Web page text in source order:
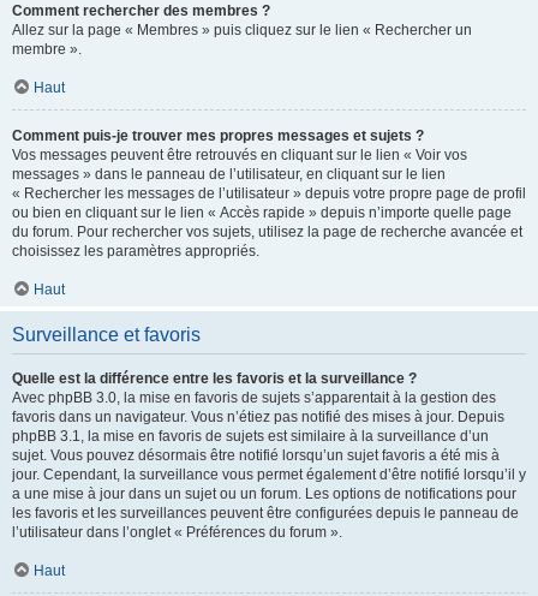
Comment rechercher des membres ?
Allez sur la page « Membres » puis cliquez sur le lien « Rechercher un
membre ».
Haut
Comment puis-je trouver mes propres messages et sujets ?
Vos messages peuvent être retrouvés en cliquant sur le lien « Voir vos
messages » dans le panneau de l’utilisateur, en cliquant sur le lien
« Rechercher les messages de l’utilisateur » depuis votre propre page de profil
ou bien en cliquant sur le lien « Accès rapide » depuis n’importe quelle page
du forum. Pour rechercher vos sujets, utilisez la page de recherche avancée et
choisissez les paramètres appropriés.
Haut
Surveillance et favoris
Quelle est la différence entre les favoris et la surveillance ?
Avec phpBB 3.0, la mise en favoris de sujets s’apparentait à la gestion des
favoris dans un navigateur. Vous n’étiez pas notifié des mises à jour. Depuis
phpBB 3.1, la mise en favoris de sujets est similaire à la surveillance d’un
sujet. Vous pouvez désormais être notifié lorsqu’un sujet favoris a été mis à
jour. Cependant, la surveillance vous permet également d’être notifié lorsqu’il y
a une mise à jour dans un sujet ou un forum. Les options de notifications pour
les favoris et les surveillances peuvent être configurées depuis le panneau de
l’utilisateur dans l’onglet « Préférences du forum ».
Haut